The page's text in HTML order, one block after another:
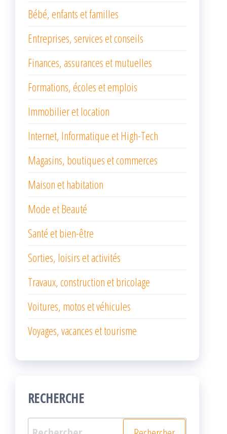
Bébé, enfants et familles
Entreprises, services et conseils
Finances, assurances et mutuelles
Formations, écoles et emplois
Immobilier et location
Internet, Informatique et High-Tech
Magasins, boutiques et commerces
Maison et habitation
Mode et Beauté
Santé et bien-être
Sorties, loisirs et activités
Travaux, construction et bricolage
Voitures, motos et véhicules
Voyages, vacances et tourisme
RECHERCHE
Rechercher :